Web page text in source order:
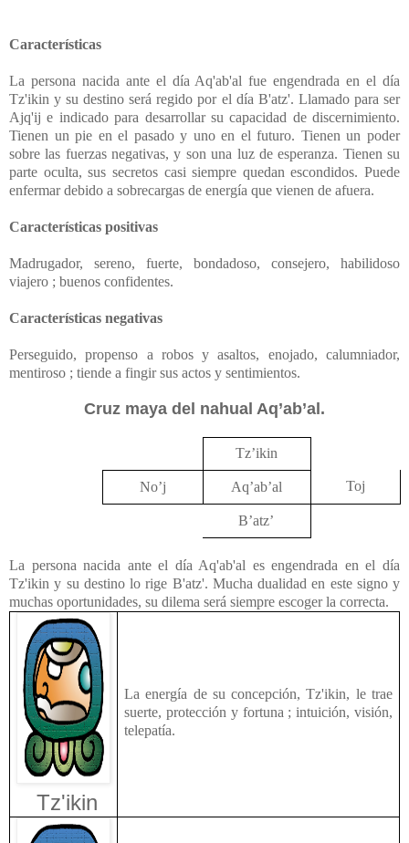
Características
La persona nacida ante el día Aq'ab'al fue engendrada en el día
Tz'ikin y su destino será regido por el día B'atz'. Llamado para ser
Ajq'ij e indicado para desarrollar su capacidad de discernimiento.
Tienen un pie en el pasado y uno en el futuro. Tienen un poder
sobre las fuerzas negativas, y son una luz de esperanza. Tienen su
parte oculta, sus secretos casi siempre quedan escondidos. Puede
enfermar debido a sobrecargas de energía que vienen de afuera.
Características positivas
Madrugador, sereno, fuerte, bondadoso, consejero, habilidoso
viajero ; buenos confidentes.
Características negativas
Perseguido, propenso a robos y asaltos, enojado, calumniador,
mentiroso ; tiende a fingir sus actos y sentimientos.
Cruz maya del nahual Aq’ab’al.
Tz’ikin
No’j Aq’ab’al Toj
B’atz’
La persona nacida ante el día Aq'ab'al es engendrada en el día
Tz'ikin y su destino lo rige B'atz'. Mucha dualidad en este signo y
muchas oportunidades, su dilema será siempre escoger la correcta.
Tz'ikin
La energía de su concepción, Tz'ikin, le trae
suerte, protección y fortuna ; intuición, visión,
telepatía.